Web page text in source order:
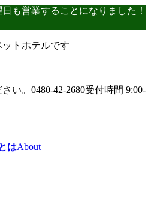
も営業することになりました！
トホテルです
い。 0480-42-2680受付時間 9:00-
はAbout